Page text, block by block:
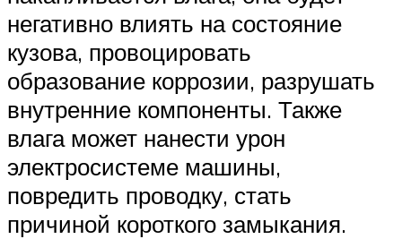
негативно влиять на состояние
кузова, провоцировать
образование коррозии, разрушать
внутренние компоненты. Также
влага может нанести урон
электросистеме машины,
повредить проводку, стать
причиной короткого замыкания.